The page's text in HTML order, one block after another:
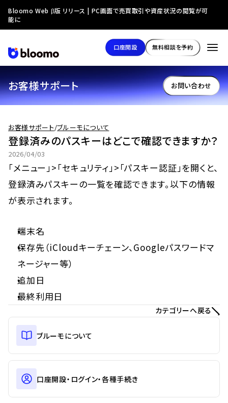
お客様サポート お問い合わせ
お客様サポート/ブルーモについて
登録済みのパスキーはどこで確認できますか？
2026/04/03
「メニュー」>「セキュリティ」>「パスキー認証」を開くと、
登録済みパスキーの一覧を確認できます。以下の情報
が表示されます。
端末名
保存先（iCloudキーチェーン、Googleパスワードマ
ネージャー等）
追加日
最終利用日
カテゴリーへ戻る
ブルーモについて
口座開設・ログイン・各種手続き
Bloomo Web β版 リリース | PC画面で売買取引や資産状況の閲覧が可
能に
口座開設 無料相談を予約